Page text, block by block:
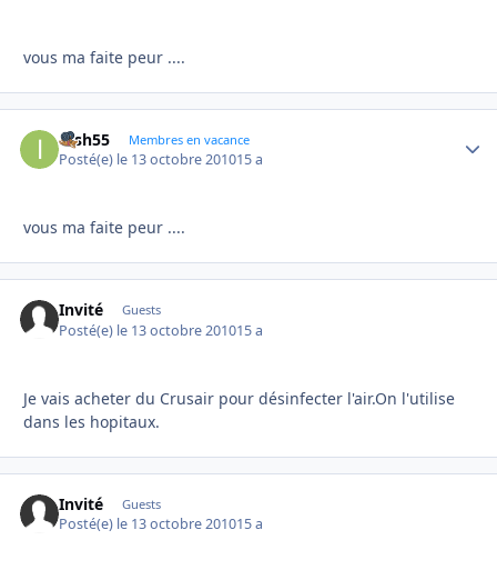
vous ma faite peur ....
irish55 Membres en vacance
Posté(e) le 13 octobre 201015 a
vous ma faite peur ....
Invité Guests
Posté(e) le 13 octobre 201015 a
Je vais acheter du Crusair pour désinfecter l'air.On l'utilise
dans les hopitaux.
Invité Guests
Posté(e) le 13 octobre 201015 a